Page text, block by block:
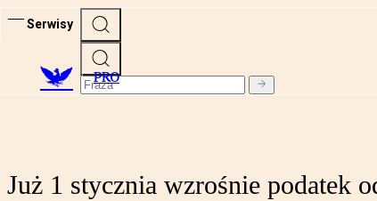
Serwisy
PRO
Już 1 stycznia wzrośnie podatek